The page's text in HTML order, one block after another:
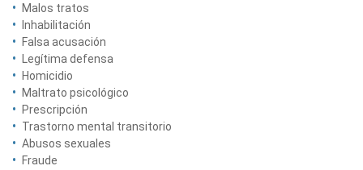
Malos tratos
Inhabilitación
Falsa acusación
Legítima defensa
Homicidio
Maltrato psicológico
Prescripción
Trastorno mental transitorio
Abusos sexuales
Fraude